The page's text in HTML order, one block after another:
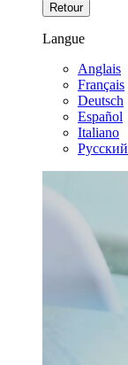
Retour
Langue
Anglais
Français
Deutsch
Español
Italiano
Pусский